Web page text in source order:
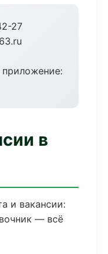
27
в
и вакансии:
— всё